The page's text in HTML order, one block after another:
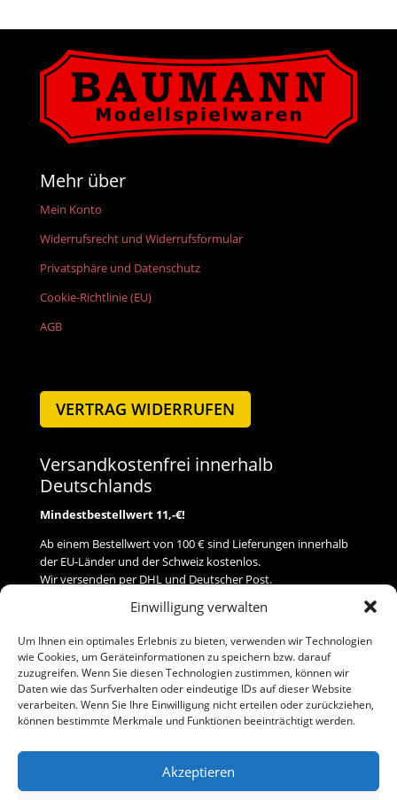
Einwilligung verwalten
Um Ihnen ein optimales Erlebnis zu bieten, verwenden wir Technologien
wie Cookies, um Geräteinformationen zu speichern bzw. darauf
zuzugreifen. Wenn Sie diesen Technologien zustimmen, können wir
Daten wie das Surfverhalten oder eindeutige IDs auf dieser Website
verarbeiten. Wenn Sie Ihre Einwilligung nicht erteilen oder zurückziehen,
können bestimmte Merkmale und Funktionen beeinträchtigt werden.
Akzeptieren
Mehr über
Mein Konto
Widerrufsrecht und Widerrufsformular
Privatsphäre und Datenschutz
Cookie-Richtlinie (EU)
AGB
VERTRAG WIDERRUFEN
Versandkostenfrei innerhalb
Deutschlands
Mindestbestellwert 11,-€!
Ab einem Bestellwert von 100 € sind Lieferungen innerhalb
der EU-Länder und der Schweiz kostenlos.
Wir versenden per DHL und Deutscher Post.
Versand
Zahlung
Baumann Modellspielwaren
Telefon (0 91 61) 33 84